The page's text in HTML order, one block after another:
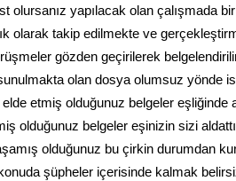
olursanız yapılacak olan çalışmada
olarak takip edilmekte ve
gözden geçirilerek
olan dosya olumsuz yönde
etmiş olduğunuz belgeler
olduğunuz belgeler eşinizin sizi
olduğunuz bu çirkin durumdan
şüpheler içerisinde kalmak